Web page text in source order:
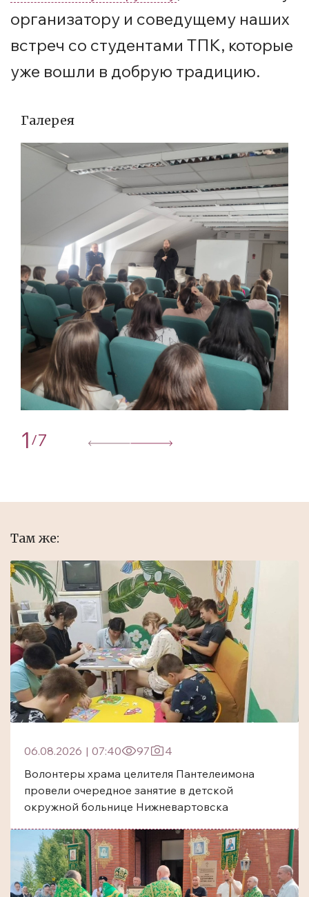
организатору и соведущему наших
встреч со студентами ТПК, которые
уже вошли в добрую традицию.
Галерея
1 /7
Там же:
06.08.2026 | 07:40 97
4
Волонтеры храма целителя Пантелеимона
провели очередное занятие в детской
окружной больнице Нижневартовска